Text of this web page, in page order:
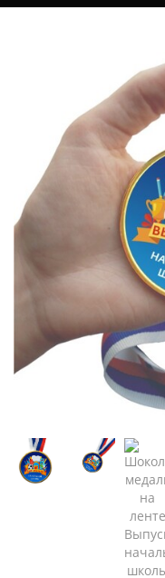
Шоколадные
Медали